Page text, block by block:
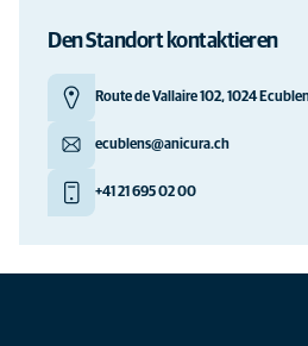
Den Standort kontaktieren
Route de Vallaire 102, 1024
ecublens@anicura.ch
+41 21 695 02 00